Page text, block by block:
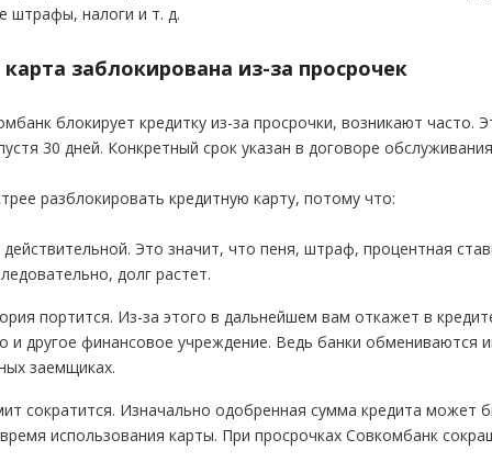
штрафы, налоги и т. д.
заблокирована из-за просрочек
блокирует кредитку из-за просрочки, возникают часто.
30 дней. Конкретный срок указан в договоре
разблокировать кредитную карту, потому что:
Это значит, что пеня, штраф, процентная
долг растет.
портится. Из-за этого в дальнейшем вам откажет в
и другое финансовое учреждение. Ведь банки обмениваются
заемщиках.
сократится. Изначально одобренная сумма кредита может
использования карты. При просрочках Совкомбанк